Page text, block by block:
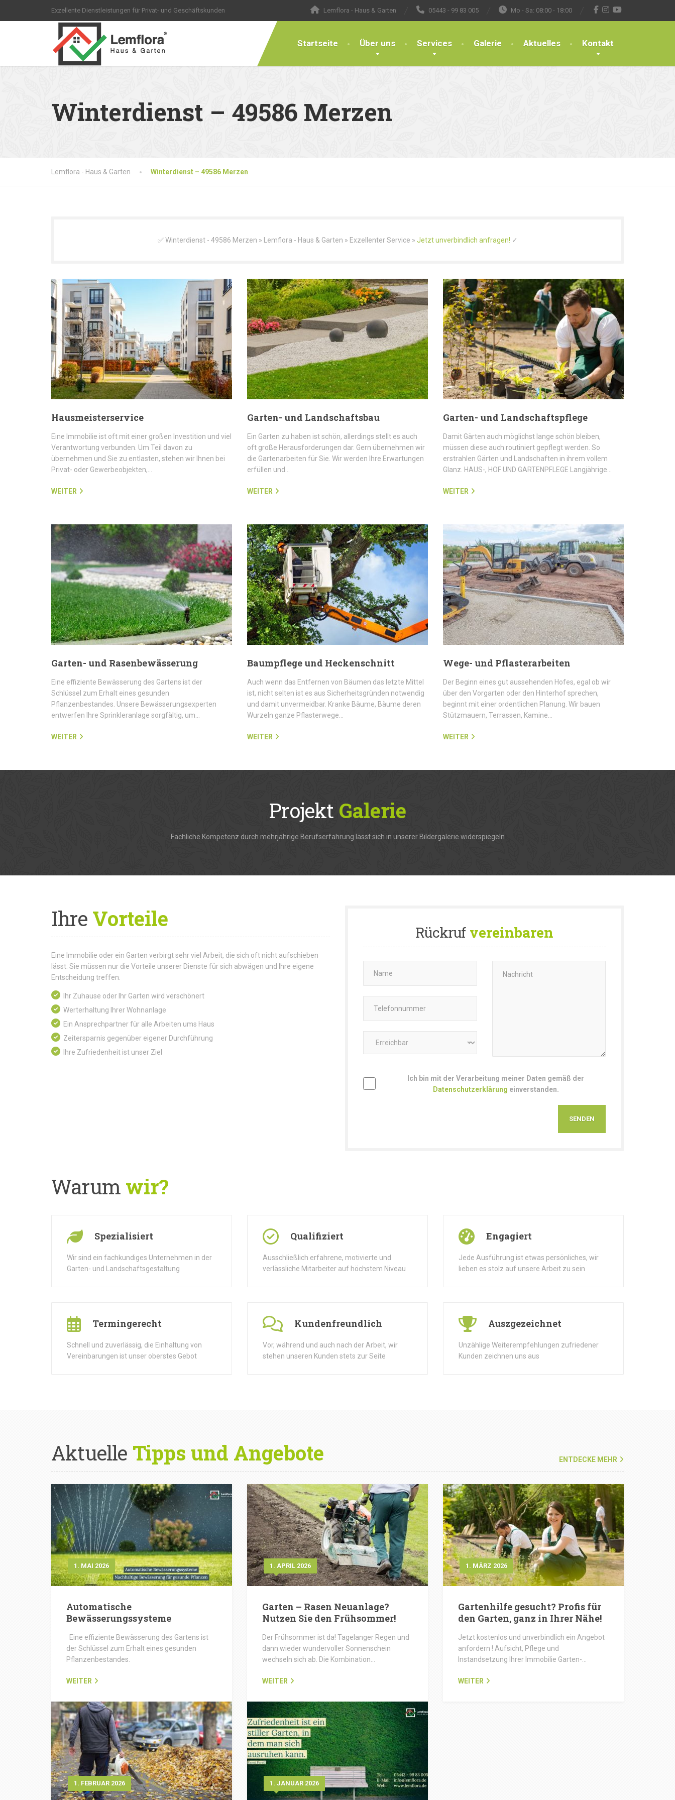
Exzellente Dienstleistungen für Privat- und Geschäftskunden Lemflora - Haus & Garten 05443 - 99 83 005 Mo - Sa: 08:00 - 18:00
Startseite Über uns Services Galerie Aktuelles Kontakt
Winterdienst – 49586 Merzen
Lemflora - Haus & Garten Winterdienst – 49586 Merzen
✅ Winterdienst - 49586 Merzen » Lemflora - Haus & Garten » Exzellenter Service » Jetzt unverbindlich anfragen! ✓
Hausmeisterservice
Eine Immobilie ist oft mit einer großen Investition und viel
Verantwortung verbunden. Um Teil davon zu
übernehmen und Sie zu entlasten, stehen wir Ihnen bei
Privat- oder Gewerbeobjekten,…
WEITER
Garten- und Landschaftsbau
Ein Garten zu haben ist schön, allerdings stellt es auch
oft große Herausforderungen dar. Gern übernehmen wir
die Gartenarbeiten für Sie. Wir werden Ihre Erwartungen
erfüllen und…
WEITER
Garten- und Landschaftspflege
Damit Gärten auch möglichst lange schön bleiben,
müssen diese auch routiniert gepflegt werden. So
erstrahlen Gärten und Landschaften in ihrem vollem
Glanz. HAUS-, HOF UND GARTENPFLEGE Langjährige…
WEITER
Garten- und Rasenbewässerung
Eine effiziente Bewässerung des Gartens ist der
Schlüssel zum Erhalt eines gesunden
Pflanzenbestandes. Unsere Bewässerungsexperten
entwerfen Ihre Sprinkleranlage sorgfältig, um…
WEITER
Baumpflege und Heckenschnitt
Auch wenn das Entfernen von Bäumen das letzte Mittel
ist, nicht selten ist es aus Sicherheitsgründen notwendig
und damit unvermeidbar. Kranke Bäume, Bäume deren
Wurzeln ganze Pflasterwege…
WEITER
Wege- und Pflasterarbeiten
Der Beginn eines gut aussehenden Hofes, egal ob wir
über den Vorgarten oder den Hinterhof sprechen,
beginnt mit einer ordentlichen Planung. Wir bauen
Stützmauern, Terrassen, Kamine…
WEITER
Projekt Galerie
Fachliche Kompetenz durch mehrjährige Berufserfahrung lässt sich in unserer Bildergalerie widerspiegeln
IhreVorteile
Eine Immobilie oder ein Garten verbirgt sehr viel Arbeit, die sich oft nicht aufschieben
lässt. Sie müssen nur die Vorteile unserer Dienste für sich abwägen und Ihre eigene
Entscheidung treffen.
Ihr Zuhause oder Ihr Garten wird verschönert
Werterhaltung Ihrer Wohnanlage
Ein Ansprechpartner für alle Arbeiten ums Haus
Zeitersparnis gegenüber eigener Durchführung
Ihre Zufriedenheit ist unser Ziel
Rückrufvereinbaren
Ich bin mit der Verarbeitung meiner Daten gemäß der
Datenschutzerklärung einverstanden.
Warum wir?
Spezialisiert
Wir sind ein fachkundiges Unternehmen in der
Garten- und Landschaftsgestaltung
Termingerecht
Schnell und zuverlässig, die Einhaltung von
Vereinbarungen ist unser oberstes Gebot
Qualifiziert
Ausschließlich erfahrene, motivierte und
verlässliche Mitarbeiter auf höchstem Niveau
Kundenfreundlich
Vor, während und auch nach der Arbeit, wir
stehen unseren Kunden stets zur Seite
Engagiert
Jede Ausführung ist etwas persönliches, wir
lieben es stolz auf unsere Arbeit zu sein
Auszgezeichnet
Unzählige Weiterempfehlungen zufriedener
Kunden zeichnen uns aus
Aktuelle Tipps und Angebote ENTDECKE MEHR
1. MAI 2026
Automatische
Bewässerungssysteme
Eine effiziente Bewässerung des Gartens ist
der Schlüssel zum Erhalt eines gesunden
Pflanzenbestandes.
WEITER
1. APRIL 2026
Garten – Rasen Neuanlage?
Nutzen Sie den Frühsommer!
Der Frühsommer ist da! Tagelanger Regen und
dann wieder wundervoller Sonnenschein
wechseln sich ab. Die Kombination…
WEITER
1. MÄRZ 2026
Gartenhilfe gesucht? Profis für
den Garten, ganz in Ihrer Nähe!
Jetzt kostenlos und unverbindlich ein Angebot
anfordern ! Aufsicht, Pflege und
Instandsetzung Ihrer Immobilie Garten-…
WEITER
1. FEBRUAR 2026 1. JANUAR 2026